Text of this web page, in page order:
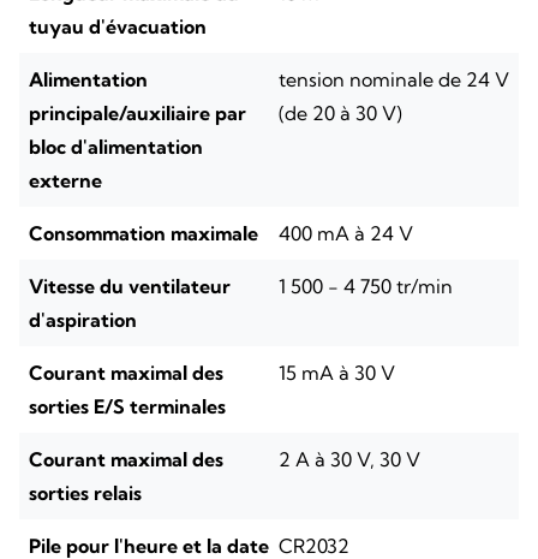
tuyau d'évacuation
Alimentation
principale/auxiliaire par
bloc d'alimentation
externe
tension nominale de 24 V
(de 20 à 30 V)
Consommation maximale 400 mA à 24 V
Vitesse du ventilateur
d'aspiration
1 500 - 4 750 tr/min
Courant maximal des
sorties E/S terminales
15 mA à 30 V
Courant maximal des
sorties relais
2 A à 30 V, 30 V
Pile pour l'heure et la date CR2032